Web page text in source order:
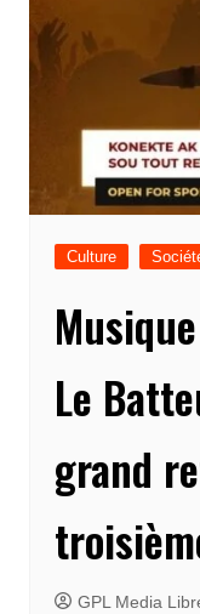
Culture
Le
grand
GPL Media